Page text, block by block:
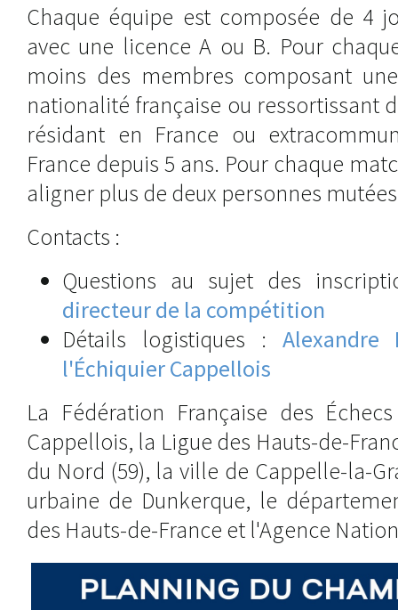
Chaque équipe est composée de 4
avec une licence A ou B. Pour
moins des membres composant
nationalité française ou ressortissant
résidant en France ou
France depuis 5 ans. Pour chaque
aligner plus de deux personnes
Contacts :
Questions au sujet des
directeur de la compétition
Détails logistiques :
l'Échiquier Cappellois
La Fédération Française des
Cappellois, la Ligue des Hauts-de-
du Nord (59), la ville de Cappelle-la-
urbaine de Dunkerque, le
des Hauts-de-France et l'Agence